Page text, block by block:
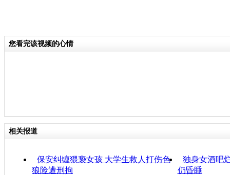
您看完该视频的心情
相关报道
保安纠缠猥亵女孩 大学生救人打伤色
狼险遭刑拘
独身女酒吧
仍昏睡